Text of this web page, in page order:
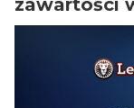
zawartości